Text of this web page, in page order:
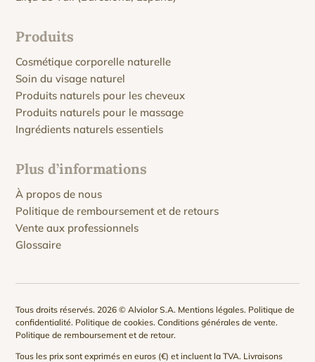
Produits
Cosmétique corporelle naturelle
Soin du visage naturel
Produits naturels pour les cheveux
Produits naturels pour le massage
Ingrédients naturels essentiels
Plus d’informations
À propos de nous
Politique de remboursement et de retours
Vente aux professionnels
Glossaire
Tous droits réservés. 2026 © Alviolor S.A. Mentions légales. Politique de
confidentialité. Politique de cookies.Conditions générales de vente.
Politique de remboursement et de retour.
Tous les prix sont exprimés en euros (€) et incluent la TVA. Livraisons